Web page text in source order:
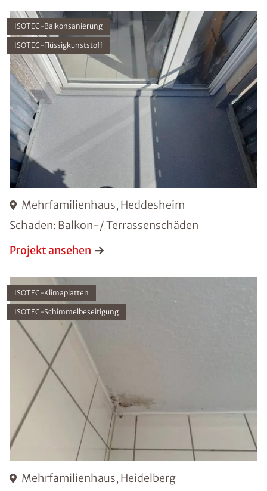
Mehrfamilienhaus, Heddesheim
Schaden: Balkon-/ Terrassenschäden
ISOTEC-Balkonsanierung
ISOTEC-Flüssigkunststoff
Projekt ansehen
Mehrfamilienhaus, Heidelberg
ISOTEC-Klimaplatten
ISOTEC-Schimmelbeseitigung